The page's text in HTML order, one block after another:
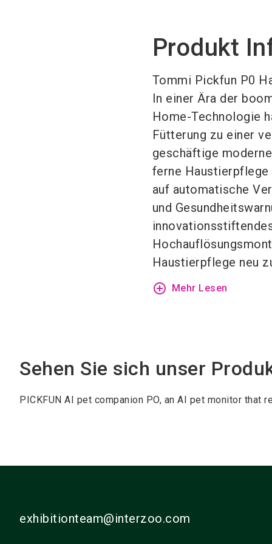
Produkt
Tommi Pickfun P0
In einer Ära der
Home-Technologie
Fütterung zu einer
geschäftige
ferne Haustierpflege
auf automatische
und
Haustierpflege neu
add_circle_outline Mehr Lesen
Sehen Sie sich unser
PICKFUN AI pet companion PO, an AI pet monitor
exhibitionteam@interzoo.com